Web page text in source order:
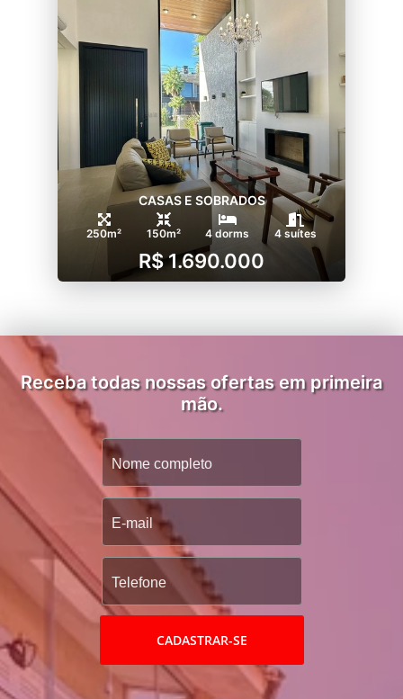
CASAS E SOBRADOS
250m² 150m² 4 dorms 4 suítes
R$ 1.690.000
Receba todas nossas ofertas em primeira
mão.
CADASTRAR-SE